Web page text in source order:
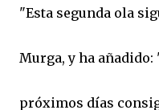
"Esta segunda ola
Murga, y ha añadido:
próximos días